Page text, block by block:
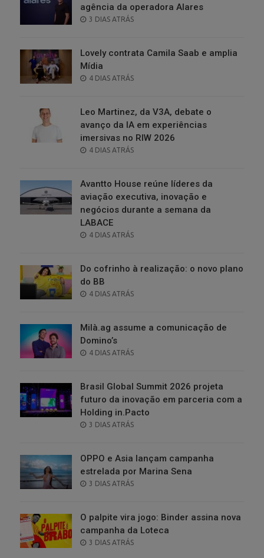
agência da operadora Alares
POSTED
3 DIAS ATRÁS
Lovely contrata Camila Saab e amplia
Mídia
POSTED
4 DIAS ATRÁS
Leo Martinez, da V3A, debate o
avanço da IA em experiências
imersivas no RIW 2026
POSTED
4 DIAS ATRÁS
Avantto House reúne líderes da
aviação executiva, inovação e
negócios durante a semana da
LABACE
POSTED
4 DIAS ATRÁS
Do cofrinho à realização: o novo plano
do BB
POSTED
4 DIAS ATRÁS
Milà.ag assume a comunicação de
Domino’s
POSTED
4 DIAS ATRÁS
Brasil Global Summit 2026 projeta
futuro da inovação em parceria com a
Holding in.Pacto
POSTED
3 DIAS ATRÁS
OPPO e Asia lançam campanha
estrelada por Marina Sena
POSTED
3 DIAS ATRÁS
O palpite vira jogo: Binder assina nova
campanha da Loteca
POSTED
3 DIAS ATRÁS